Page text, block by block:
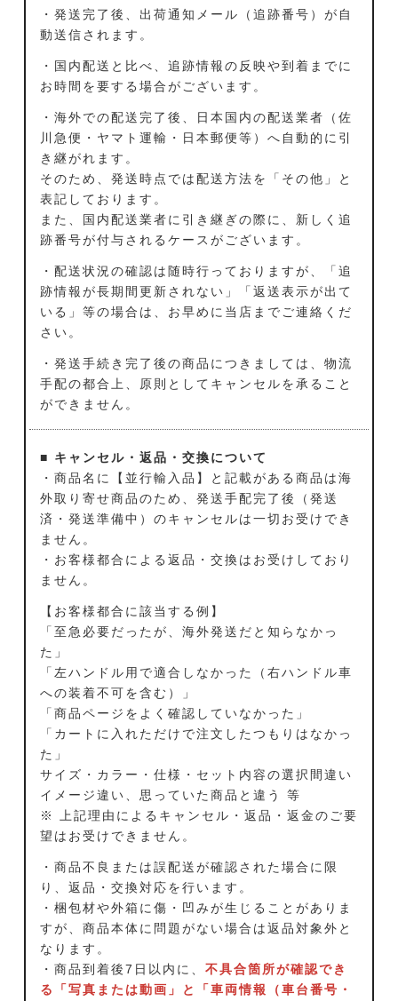
・発送完了後、出荷通知メール（追跡番号）が自
動送信されます。
・国内配送と比べ、追跡情報の反映や到着までに
お時間を要する場合がございます。
・海外での配送完了後、日本国内の配送業者（佐
川急便・ヤマト運輸・日本郵便等）へ自動的に引
き継がれます。
そのため、発送時点では配送方法を「その他」と
表記しております。
また、国内配送業者に引き継ぎの際に、新しく追
跡番号が付与されるケースがございます。
・配送状況の確認は随時行っておりますが、「追
跡情報が長期間更新されない」「返送表示が出て
いる」等の場合は、お早めに当店までご連絡くだ
さい。
・発送手続き完了後の商品につきましては、物流
手配の都合上、原則としてキャンセルを承ること
ができません。
■ キャンセル・返品・交換について
・商品名に【並行輸入品】と記載がある商品は海
外取り寄せ商品のため、発送手配完了後（発送
済・発送準備中）のキャンセルは一切お受けでき
ません。
・お客様都合による返品・交換はお受けしており
ません。
【お客様都合に該当する例】
「至急必要だったが、海外発送だと知らなかっ
た」
「左ハンドル用で適合しなかった（右ハンドル車
への装着不可を含む）」
「商品ページをよく確認していなかった」
「カートに入れただけで注文したつもりはなかっ
た」
サイズ・カラー・仕様・セット内容の選択間違い
イメージ違い、思っていた商品と違う 等
※ 上記理由によるキャンセル・返品・返金のご要
望はお受けできません。
・商品不良または誤配送が確認された場合に限
り、返品・交換対応を行います。
・梱包材や外箱に傷・凹みが生じることがありま
すが、商品本体に問題がない場合は返品対象外と
なります。
・商品到着後7日以内に、 不具合箇所が確認でき
る「写真または動画」と「車両情報（車台番号・